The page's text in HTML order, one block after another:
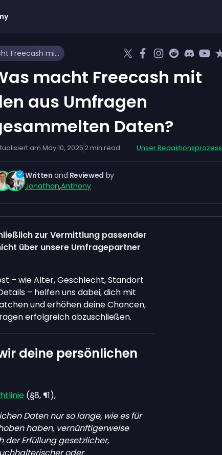
Was macht Freecash mit den aus Umfragen gesammelten Daten?
macht Freecash mit
aus Umfragen
Daten?
am May 10, 20252min read Unser Redaktionsprozess
Written and Reviewed by
Jonathan,Anthony
zur Vermittlung passender
über unsere Umfragepartner
– wie Alter, Geschlecht, Standort
– helfen uns dabei, dich mit
und erhöhen deine Chancen,
erfolgreich abzuschließen.
deine persönlichen
(§8, ¶1),
Daten nur so lange, wie es für
haben, vernünftigerweise
der Erfüllung gesetzlicher,